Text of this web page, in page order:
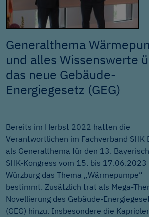
Generalthema
und alles Wissenswerte
das neue Gebäude-
Energiegesetz (GEG)
Bereits im Herbst 2022 hatten die
Verantwortlichen im Fachverband SHK
als Generalthema für den 13.
SHK-Kongress vom 15. bis 17.06.2023
Würzburg das Thema „Wärmepumpe“
bestimmt. Zusätzlich trat als Mega-
Novellierung des Gebäude-
(GEG) hinzu. Insbesondere die